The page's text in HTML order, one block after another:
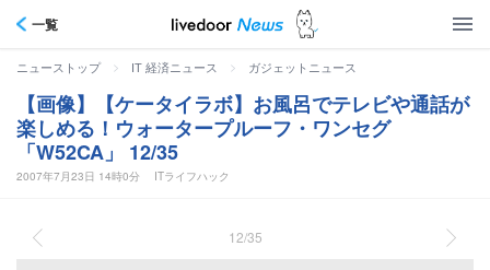
一覧
ニューストップ > IT 経済ニュース > ガジェットニュース
【画像】【ケータイラボ】お風呂でテレビや通話が
楽しめる！ウォータープルーフ・ワンセグ
「W52CA」 12/35
2007年7月23日 14時0分 ITライフハック
12/35